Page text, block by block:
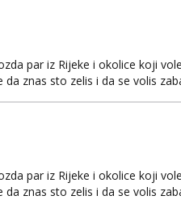
par iz Rijeke i okolice koji
znas sto zelis i da se volis
par iz Rijeke i okolice koji
znas sto zelis i da se volis